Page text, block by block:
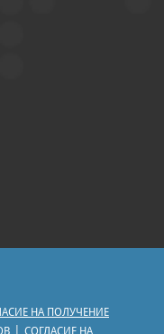
НА ПОЛУЧЕНИЕ
СОГЛАСИЕ НА